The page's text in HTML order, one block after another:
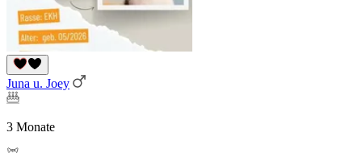
Juna u. Joey
3 Monate